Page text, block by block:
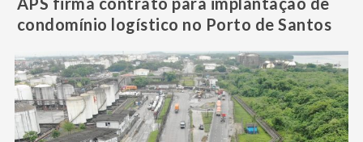
condomínio logístico no Porto de Santos